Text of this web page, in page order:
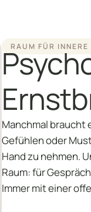
RAUM FÜR
Manchmal braucht
Gefühlen oder
Hand zu nehmen.
Raum: für
Immer mit einer